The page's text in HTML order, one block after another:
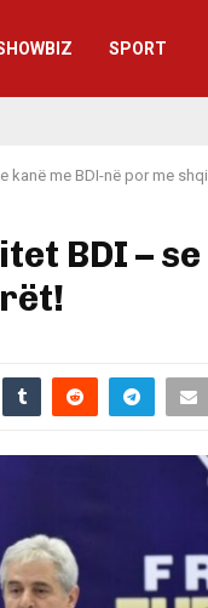
SPORT
kanë me BDI-në por me
BDI – se